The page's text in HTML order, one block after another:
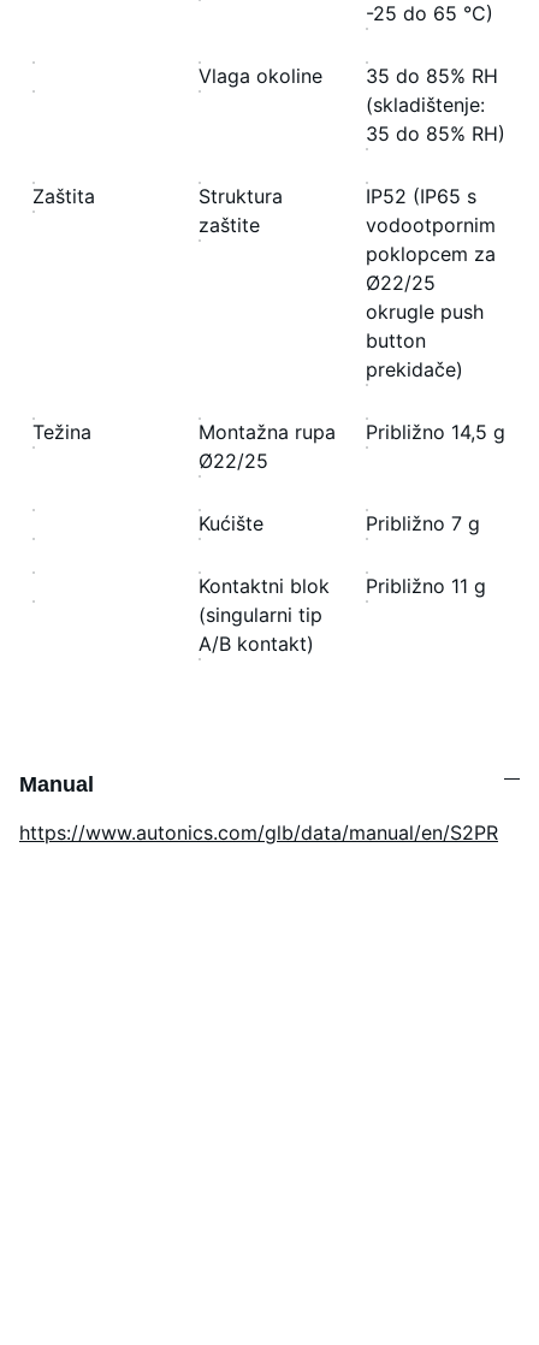
-25 do 65 °C)
Vlaga okoline
35 do 85% RH
(skladištenje:
35 do 85% RH)
Zaštita
Struktura
zaštite
IP52 (IP65 s
vodootpornim
poklopcem za
Ø22/25
okrugle push
button
prekidače)
Težina
Montažna rupa
Ø22/25
Približno 14,5 g
Kućište Približno 7 g
Kontaktni blok
(singularni tip
A/B kontakt)
Približno 11 g
Manual
https://www.autonics.com/glb/data/manual/en/S2PR